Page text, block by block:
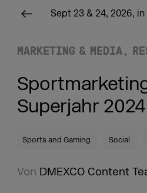
Sept 23 & 24, 2026, in
MARKETING & MEDIA
Superjahr 2024
Sports and Gaming Social
Von DMEXCO Content